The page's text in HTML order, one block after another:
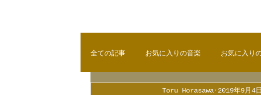
全ての記事 お気に入りの音楽 お気に入り
Toru Horasawa 2019年9月4日